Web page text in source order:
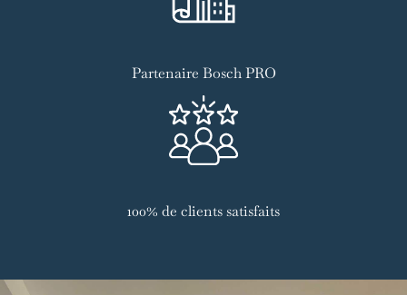
Partenaire Bosch PRO
100% de clients satisfaits